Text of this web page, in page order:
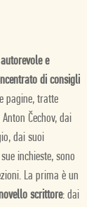
autorevole e
di consigli
pagine, tratte
Čechov, dai
dai suoi
inchieste, sono
La prima è un
scrittore: dai